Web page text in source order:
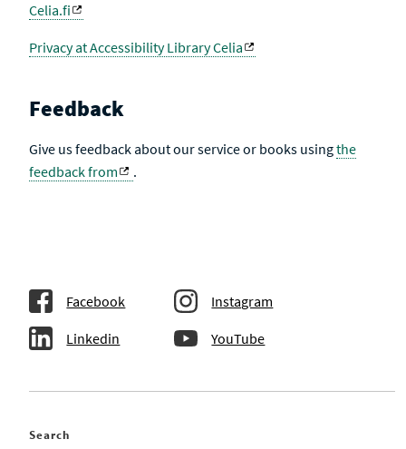
Celia.fi
Privacy at Accessibility Library Celia
Feedback
Give us feedback about our service or books usingthe
feedback from
.
Facebook Instagram
Linkedin YouTube
Search